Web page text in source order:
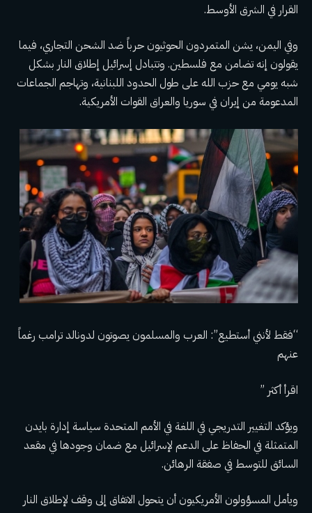
القرار في الشرق الأوسط.
وفي اليمن، يشن المتمردون الحوثيون حرباً ضد الشحن التجاري، فيما
يقولون إنه تضامن مع فلسطين. وتتبادل إسرائيل إطلاق النار بشكل
شبه يومي مع حزب الله على طول الحدود اللبنانية، وتهاجم الجماعات
المدعومة من إيران في سوريا والعراق القوات الأمريكية.
“فقط لأنني أستطيع”: العرب والمسلمون يصوتون لدونالد ترامب رغماً
عنهم
اقرأ أكثر ”
ويؤكد التغيير التدريجي في اللغة في الأمم المتحدة سياسة إدارة بايدن
المتمثلة في الحفاظ على الدعم لإسرائيل مع ضمان وجودها في مقعد
السائق للتوسط في صفقة الرهائن.
ويأمل المسؤولون الأمريكيون أن يتحول الاتفاق إلى وقف لإطلاق النار